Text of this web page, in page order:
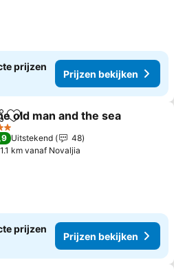
prijzen
Prijzen bekijken
Toevoegen aan favorieten
old man and the sea
Uitstekend
48
1.1 km vanaf Novaljia
prijzen
Prijzen bekijken